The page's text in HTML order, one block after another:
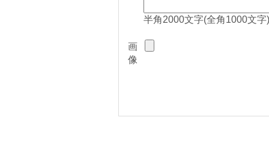
半角2000文字(全角1000文字
画
像